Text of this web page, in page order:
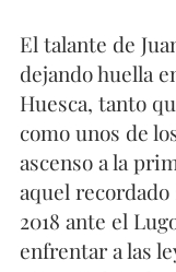
El talante de
dejando huella
Huesca, tanto
como unos de
ascenso a la
aquel recordado
2018 ante el
enfrentar a las